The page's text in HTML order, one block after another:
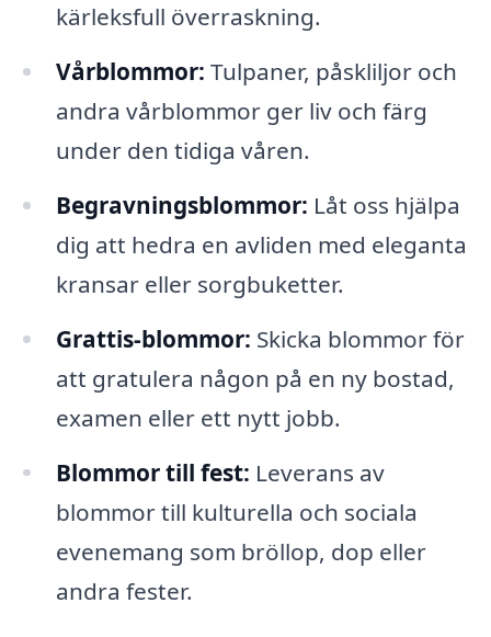
kärleksfull överraskning.
Vårblommor: Tulpaner, påskliljor och
andra vårblommor ger liv och färg
under den tidiga våren.
Begravningsblommor: Låt oss hjälpa
dig att hedra en avliden med eleganta
kransar eller sorgbuketter.
Grattis-blommor: Skicka blommor för
att gratulera någon på en ny bostad,
examen eller ett nytt jobb.
Blommor till fest: Leverans av
blommor till kulturella och sociala
evenemang som bröllop, dop eller
andra fester.